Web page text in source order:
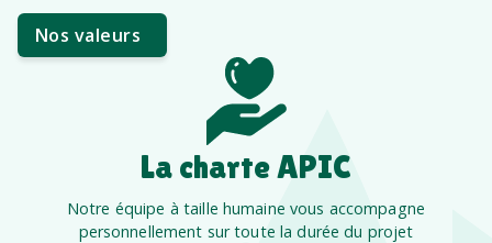
Nos valeurs
La charte APIC
Notre équipe à taille humaine vous accompagne
personnellement sur toute la durée du projet